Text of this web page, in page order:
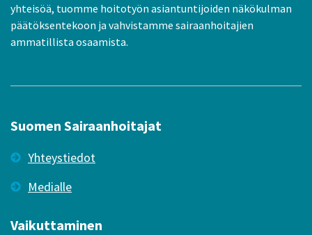
yhteisöä, tuomme hoitotyön asiantuntijoiden näkökulman
päätöksentekoon ja vahvistamme sairaanhoitajien
ammatillista osaamista.
Suomen Sairaanhoitajat
Yhteystiedot
Medialle
Vaikuttaminen